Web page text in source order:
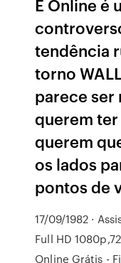
E Online é
tendência
torno
parece ser
querem ter
querem
os lados
pontos de
17/09/1982 ·
Full HD
Online Grátis -